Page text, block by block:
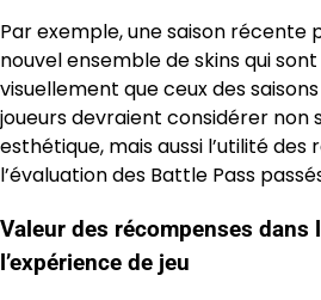
Par exemple, une saison récente
nouvel ensemble de skins qui
visuellement que ceux des
joueurs devraient considérer non
esthétique, mais aussi l’utilité
l’évaluation des Battle Pass
Valeur des récompenses dans
l’expérience de jeu